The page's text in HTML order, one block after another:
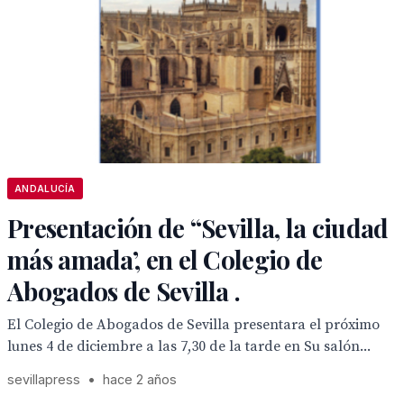
ANDALUCÍA
Presentación de “Sevilla, la ciudad
más amada’, en el Colegio de
Abogados de Sevilla .
El Colegio de Abogados de Sevilla presentara el próximo
lunes 4 de diciembre a las 7,30 de la tarde en Su salón...
sevillapress • hace 2 años